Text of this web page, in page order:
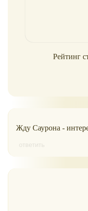
Рейтинг
Жду Саурона -
ответить